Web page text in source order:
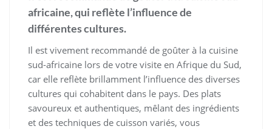
africaine, qui reflète l’influence de
différentes cultures.
Il est vivement recommandé de goûter à la cuisine
sud-africaine lors de votre visite en Afrique du Sud,
car elle reflète brillamment l’influence des diverses
cultures qui cohabitent dans le pays. Des plats
savoureux et authentiques, mêlant des ingrédients
et des techniques de cuisson variés, vous